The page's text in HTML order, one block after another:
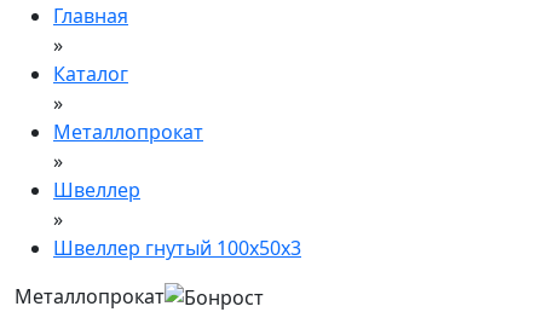
Главная
»
Каталог
»
Металлопрокат
»
Швеллер
»
Швеллер гнутый 100х50х3
Металлопрокат